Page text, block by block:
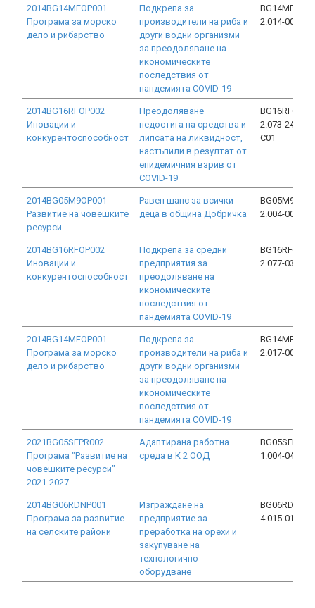
2014BG14MFOP001
Програма за морско
дело и рибарство
Подкрепа за
производители на риба и
други водни организми
за преодоляване на
икономическите
последствия от
пандемията COVID-19
2.014-0035-
2014BG16RFOP002
Иновации и
конкурентоспособност
Преодоляване
недостига на средства и
липсата на ликвидност,
настъпили в резултат от
епидемичния взрив от
COVID-19
2.073-24512-
C01
2014BG05M9OP001
Развитие на човешките
ресурси
Равен шанс за всички
деца в община Добричка
2.004-0021-
2014BG16RFOP002
Иновации и
конкурентоспособност
Подкрепа за средни
предприятия за
преодоляване на
икономическите
последствия от
пандемията COVID-19
2.077-0305-
2014BG14MFOP001
Програма за морско
дело и рибарство
Подкрепа за
производители на риба и
други водни организми
за преодоляване на
икономическите
последствия от
пандемията COVID-19
2.017-0026-
2021BG05SFPR002
Програма "Развитие на
човешките ресурси"
2021-2027
Адаптирана работна
среда в К 2 ООД
1.004-0474-
2014BG06RDNP001
Програма за развитие
на селските райони
Изграждане на
предприятие за
преработка на орехи и
закупуване на
технологично
оборудване
4.015-0114-